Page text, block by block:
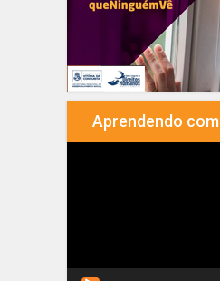
Aprendendo